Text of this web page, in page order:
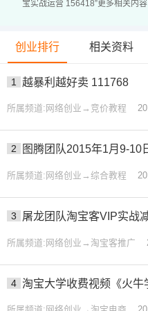
宝实战运营 156418”更多相关内容
创业排行 相关资料
1 越暴利越好卖 111768
所属频道:网络创业→竞价教程
2 图腾团队2015年1月9-10
所属频道:网络创业→综合教程
3 屠龙团队淘宝客VIP实战
所属频道:网络创业→淘宝客推广
4 淘宝大学收费视频《火牛